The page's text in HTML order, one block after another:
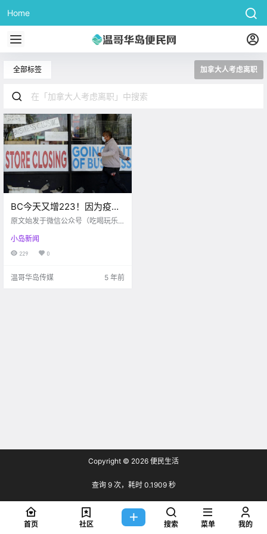
Home
全部标签 加拿大人考虑离职
BC今天又增223！因为疫
情，近一半加拿大人想离职
原文始发于微信公众号（吃喝玩乐
-nCoV .
小岛新闻
229 0
温哥华岛传媒 5 年前
Copyright © 2026 便民生活
查询 9 次，耗时 0.1909 秒
首页 社区 搜索 菜单 我的